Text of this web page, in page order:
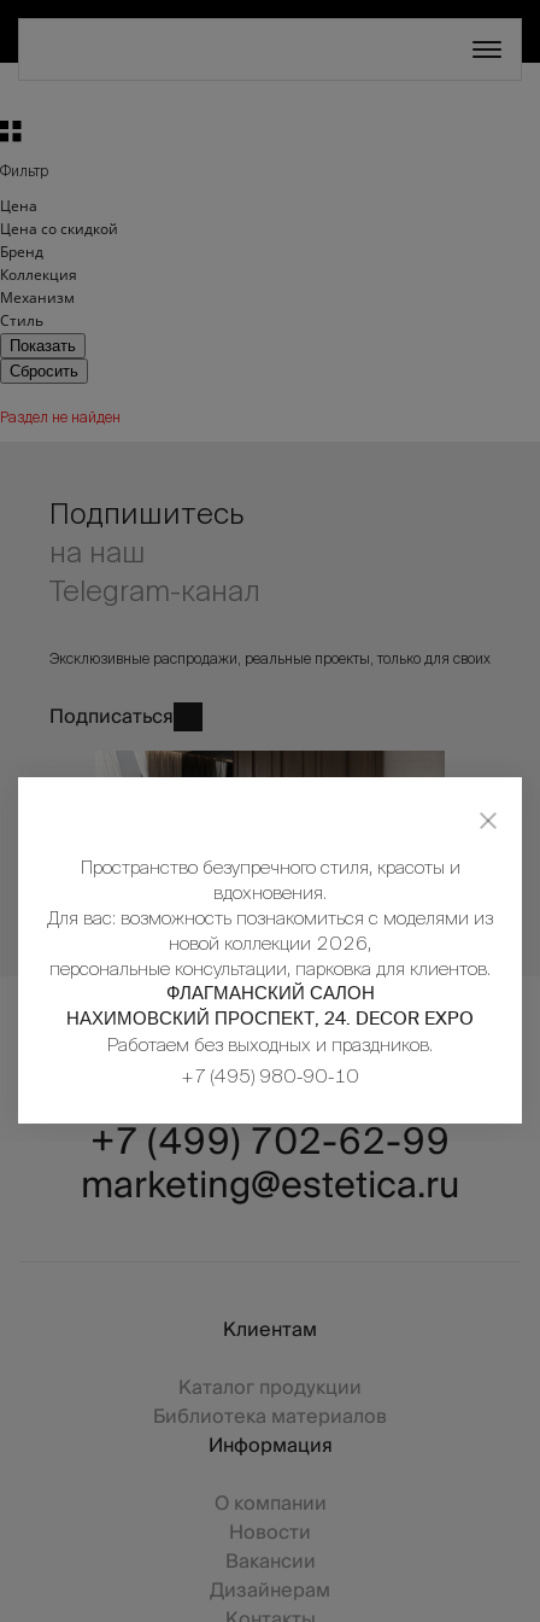
Фильтр
Цена
Цена со скидкой
Бренд
Коллекция
Механизм
Стиль
Раздел не найден
Подпишитесь
на наш
Telegram-канал
Эксклюзивные распродажи, реальные проекты, только для своих
Подписаться
+7 (499) 702-62-99
marketing@estetica.ru
Клиентам
Каталог продукции
Библиотека материалов
Информация
О компании
Новости
Вакансии
Дизайнерам
Пространство безупречного стиля, красоты и
вдохновения.
Для вас: возможность познакомиться с моделями из
новой коллекции 2026,
персональные консультации, парковка для клиентов.
ФЛАГМАНСКИЙ САЛОН
НАХИМОВСКИЙ ПРОСПЕКТ, 24. DECOR EXPO
Работаем без выходных и праздников.
+7 (495) 980-90-10